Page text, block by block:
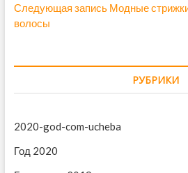
а
и
ц
и
р
д
я
Следующая запись С
у
я
Модные
волосы
РУБРИКИ
2020-god-com-ucheba
Год 2020